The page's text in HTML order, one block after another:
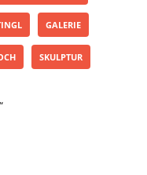
GALERIE
SKULPTUR